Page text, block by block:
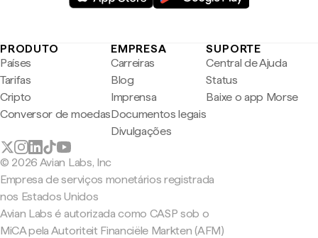
PRODUTO
Países
Tarifas
Cripto
Conversor de moedas
EMPRESA
Carreiras
Blog
Imprensa
Documentos legais
Divulgações
SUPORTE
Central de Ajuda
Status
Baixe o app Morse
© 2026 Avian Labs, Inc
Empresa de serviços monetários registrada
nos Estados Unidos
Avian Labs é autorizada como CASP sob o
MiCA pela Autoriteit Financiële Markten (AFM)